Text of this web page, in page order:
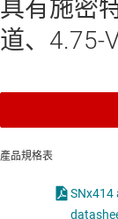
具有施密
道、4.75-
產品規格表
SNx414